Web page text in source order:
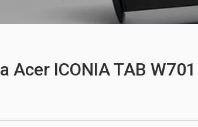
ICONIA TAB W701